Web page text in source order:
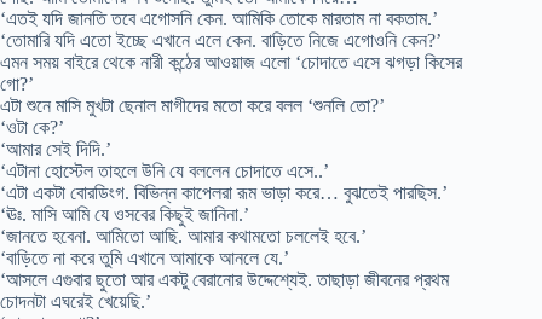
‘এতই যদি জানতি তবে এগোসনি কেন. আমিকি তোকে মারতাম না বকতাম.’
‘তোমারি যদি এতো ইচ্ছে এখানে এলে কেন. বাড়িতে নিজে এগোওনি কেন?’
এমন সময় বাইরে থেকে নারী কন্ঠের আওয়াজ এলো ‘চোদাতে এসে ঝগড়া কিসের
গো?’
এটা শুনে মাসি মুখটা ছেনাল মাগীদের মতো করে বলল ‘শুনলি তো?’
‘ওটা কে?’
‘আমার সেই দিদি.’
‘এটানা হোস্টেল তাহলে উনি যে বললেন চোদাতে এসে..’
‘এটা একটা বোরডিংগ. বিভিন্ন কাপেলরা রূম ভাড়া করে… বুঝতেই পারছিস.’
‘ঊঃ. মাসি আমি যে ওসবের কিছুই জানিনা.’
‘জানতে হবেনা. আমিতো আছি. আমার কথামতো চললেই হবে.’
‘বাড়িতে না করে তুমি এখানে আমাকে আনলে যে.’
‘আসলে এগুবার ছুতো আর একটু বেরানোর উদ্দেশ্যেই. তাছাড়া জীবনের প্রথম
চোদনটা এঘরেই খেয়েছি.’